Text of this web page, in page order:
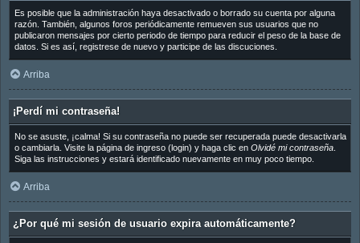
Es posible que la administración haya desactivado o borrado su cuenta por alguna
razón. También, algunos foros periódicamente remueven sus usuarios que no
publicaron mensajes por cierto periodo de tiempo para reducir el peso de la base de
datos. Si es así, registrese de nuevo y participe de las discuciones.
Arriba
¡Perdí mi contraseña!
No se asuste, ¡calma! Si su contraseña no puede ser recuperada puede desactivarla
o cambiarla. Visite la página de ingreso (login) y haga clic en Olvidé mi contraseña.
Siga las instrucciones y estará identificado nuevamente en muy poco tiempo.
Arriba
¿Por qué mi sesión de usuario expira automáticamente?